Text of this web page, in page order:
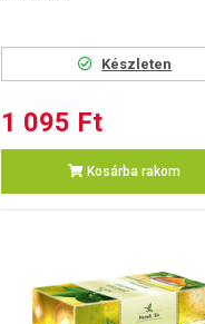
Készleten
1 095 Ft
Kosárba rakom